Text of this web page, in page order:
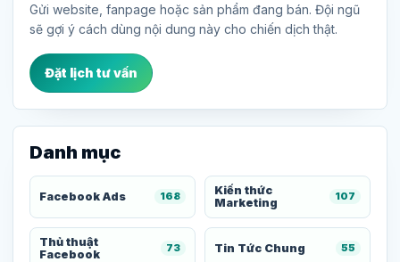
Gửi website, fanpage hoặc sản phẩm đang bán. Đội ngũ
sẽ gợi ý cách dùng nội dung này cho chiến dịch thật.
Đặt lịch tư vấn
Danh mục
Facebook Ads 168
Kiến thức
Marketing
107
Thủ thuật
Facebook
73 Tin Tức Chung 55